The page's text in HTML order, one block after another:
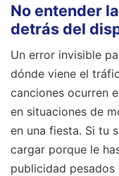
No entender
detrás del
Un error invisible
dónde viene el
canciones ocurren
en situaciones de
en una fiesta. Si tu
cargar porque le
publicidad pesados